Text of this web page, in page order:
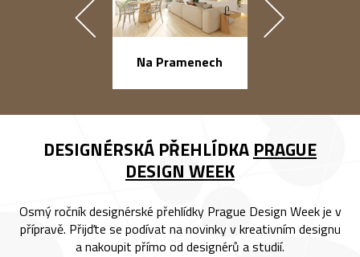
Na Pramenech
DESIGNÉRSKÁ PŘEHLÍDKA PRAGUE
DESIGN WEEK
Osmý ročník designérské přehlídky Prague Design Week je v
přípravě. Přijďte se podívat na novinky v kreativním designu
a nakoupit přímo od designérů a studií.